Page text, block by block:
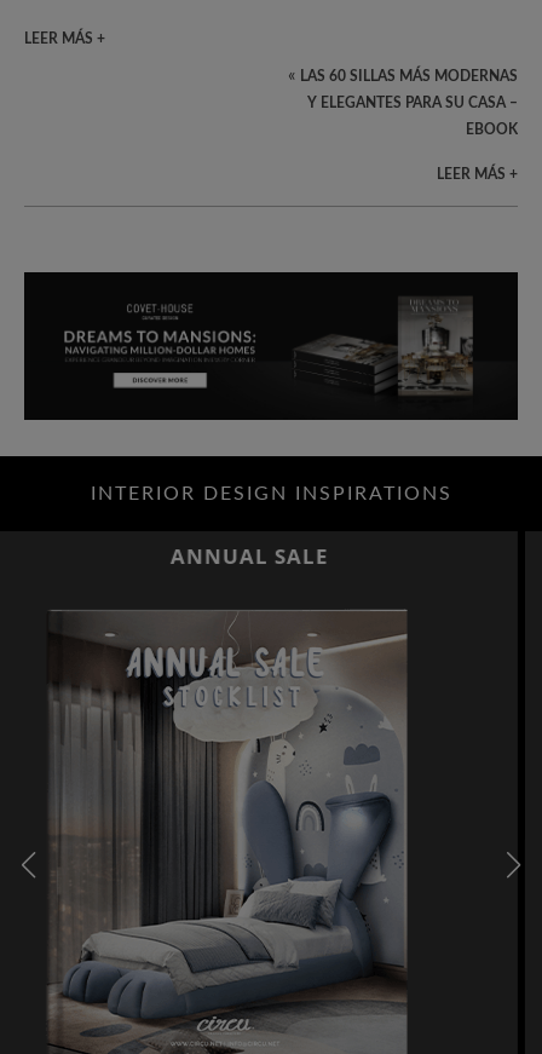
LEER MÁS +
« LAS 60 SILLAS MÁS MODERNAS
Y ELEGANTES PARA SU CASA –
EBOOK
LEER MÁS +
INTERIOR DESIGN INSPIRATIONS
BEST INTERIOR DESIGNERS